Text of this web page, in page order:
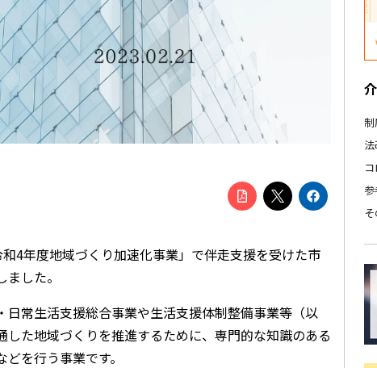
4年度地域づくり加速化事業」で伴走支援を受けた市
した。
日常生活支援総合事業や生活支援体制整備事業等（以
た地域づくりを推進するために、専門的な知識のある
を行う事業です。